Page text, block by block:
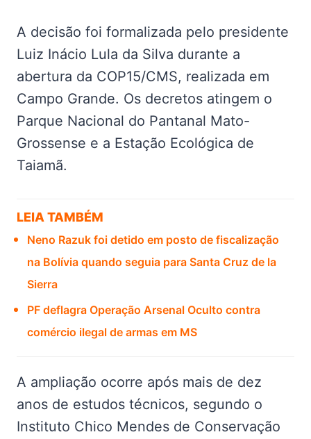
A decisão foi formalizada pelo presidente
Luiz Inácio Lula da Silva durante a
abertura da COP15/CMS, realizada em
Campo Grande. Os decretos atingem o
Parque Nacional do Pantanal Mato-
Grossense e a Estação Ecológica de
Taiamã.
LEIA TAMBÉM
Neno Razuk foi detido em posto de fiscalização
na Bolívia quando seguia para Santa Cruz de la
Sierra
PF deflagra Operação Arsenal Oculto contra
comércio ilegal de armas em MS
A ampliação ocorre após mais de dez
anos de estudos técnicos, segundo o
Instituto Chico Mendes de Conservação